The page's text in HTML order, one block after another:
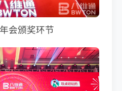
会颁奖环节